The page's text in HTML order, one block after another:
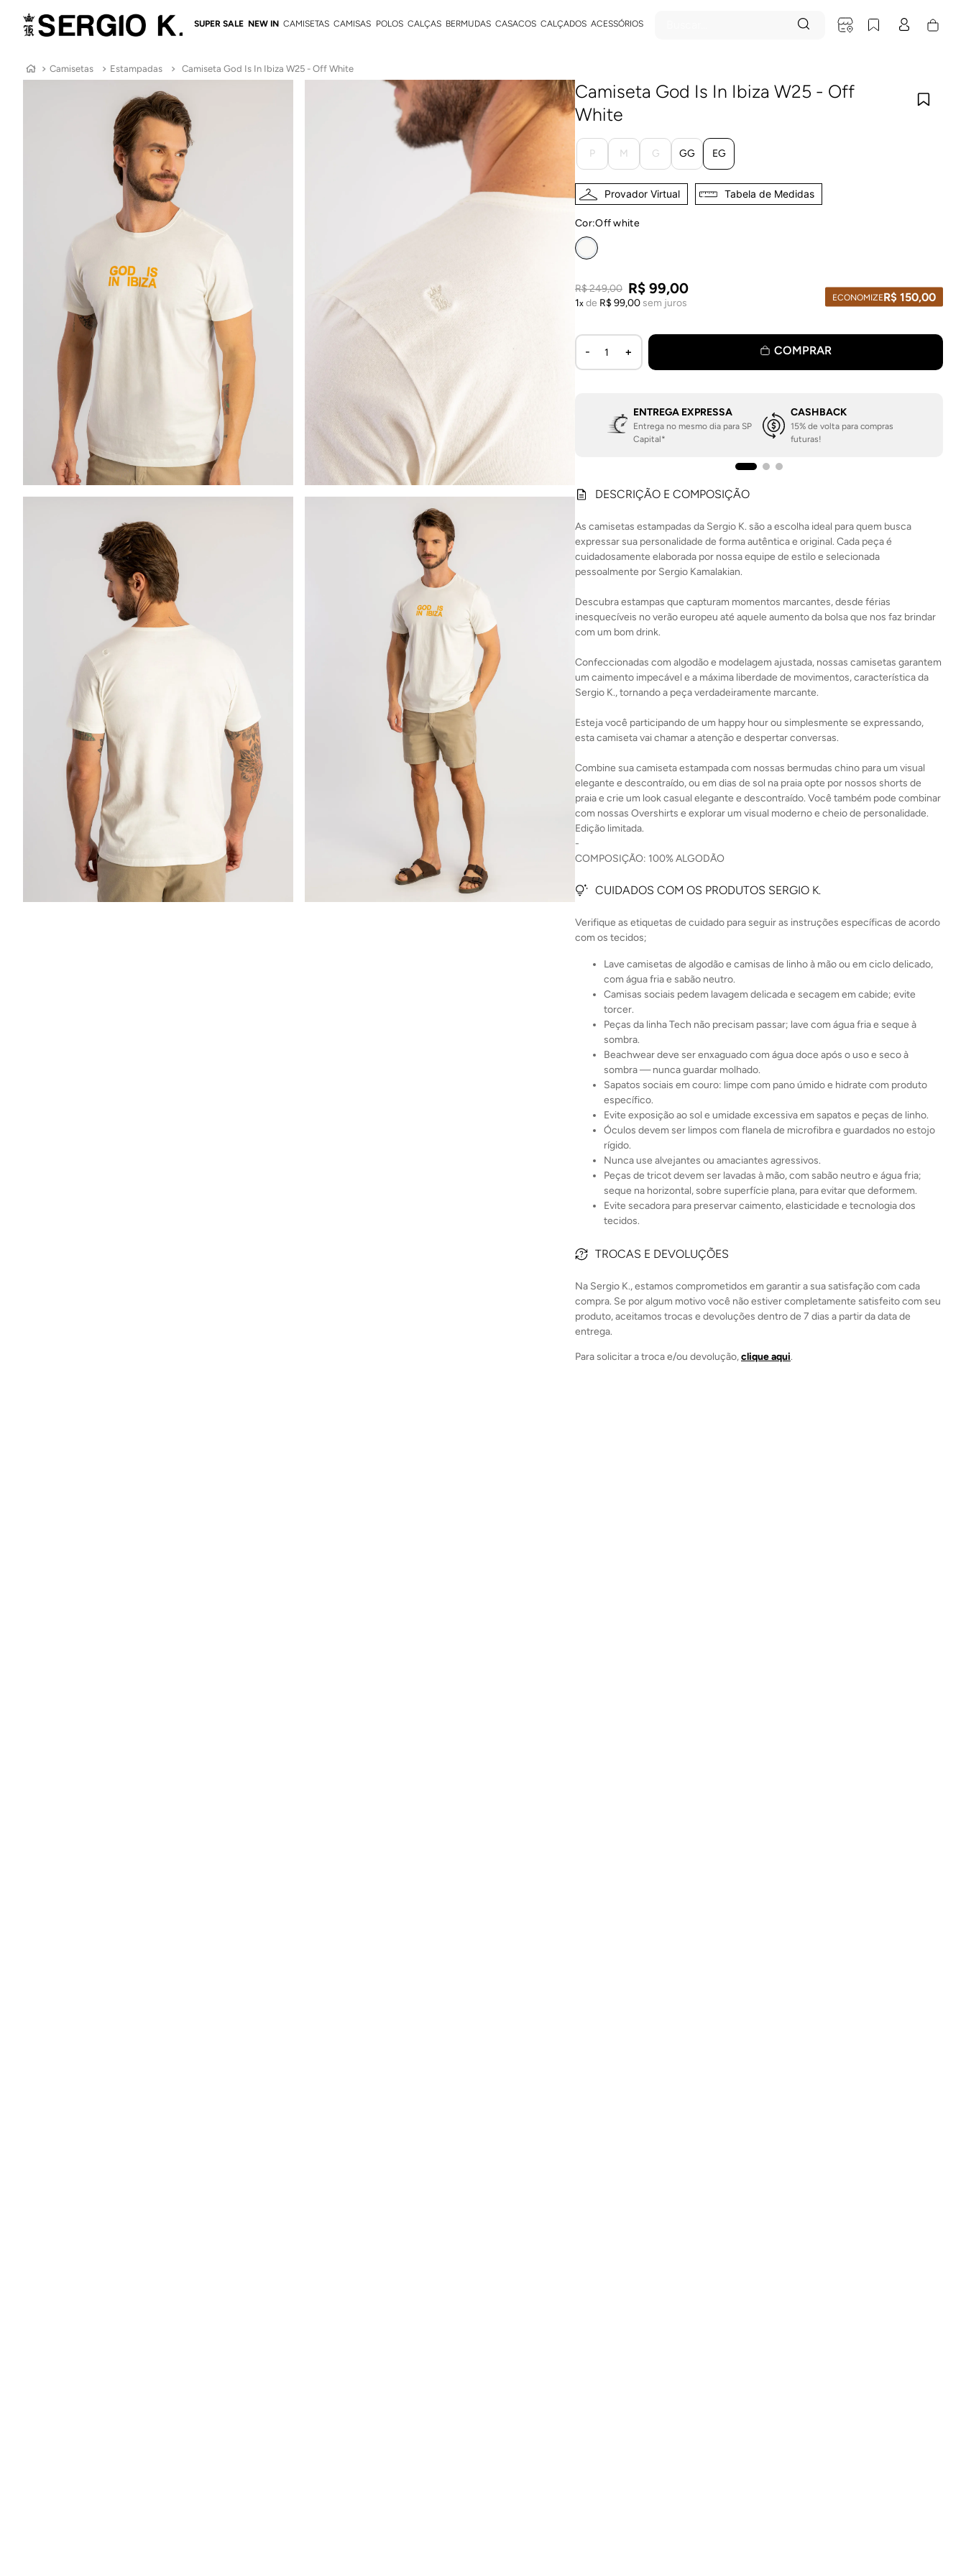
SUPER SALE NEW IN CAMISETAS CAMISAS POLOS CALÇAS BERMUDAS CASACOS CALÇADOS ACESSÓRIOS
Camisetas Estampadas Camiseta God Is In Ibiza W25 - Off White
Camiseta God Is In Ibiza W25 - Off
White
P M G GG EG
Provador Virtual Tabela de Medidas
Cor: off white
ECONOMIZER$ 150,00
R$249,00 R$ 99,00
1 de R$99,00 sem juros
COMPRAR
ENTREGA EXPRESSA
Entrega no mesmo dia para SP
Capital*
CASHBACK
15% de volta para compras
futuras!
DESCRIÇÃO E COMPOSIÇÃO
As camisetas estampadas da Sergio K. são a escolha ideal para quem busca
expressar sua personalidade de forma autêntica e original. Cada peça é
cuidadosamente elaborada por nossa equipe de estilo e selecionada
pessoalmente por Sergio Kamalakian.
Descubra estampas que capturam momentos marcantes, desde férias
inesquecíveis no verão europeu até aquele aumento da bolsa que nos faz brindar
com um bom drink.
Confeccionadas com algodão e modelagem ajustada, nossas camisetas garantem
um caimento impecável e a máxima liberdade de movimentos, característica da
Sergio K., tornando a peça verdadeiramente marcante.
Esteja você participando de um happy hour ou simplesmente se expressando,
esta camiseta vai chamar a atenção e despertar conversas.
Combine sua camiseta estampada com nossas bermudas chino para um visual
elegante e descontraído, ou em dias de sol na praia opte por nossos shorts de
praia e crie um look casual elegante e descontraído. Você também pode combinar
com nossas Overshirts e explorar um visual moderno e cheio de personalidade.
Edição limitada.
-
COMPOSIÇÃO: 100% ALGODÃO
CUIDADOS COM OS PRODUTOS SERGIO K.
Verifique as etiquetas de cuidado para seguir as instruções específicas de acordo
com os tecidos;
Lave camisetas de algodão e camisas de linho à mão ou em ciclo delicado,
com água fria e sabão neutro.
Camisas sociais pedem lavagem delicada e secagem em cabide; evite
torcer.
Peças da linha Tech não precisam passar; lave com água fria e seque à
sombra.
Beachwear deve ser enxaguado com água doce após o uso e seco à
sombra — nunca guardar molhado.
Sapatos sociais em couro: limpe com pano úmido e hidrate com produto
específico.
Evite exposição ao sol e umidade excessiva em sapatos e peças de linho.
Óculos devem ser limpos com flanela de microfibra e guardados no estojo
rígido.
Nunca use alvejantes ou amaciantes agressivos.
Peças de tricot devem ser lavadas à mão, com sabão neutro e água fria;
seque na horizontal, sobre superfície plana, para evitar que deformem.
Evite secadora para preservar caimento, elasticidade e tecnologia dos
tecidos.
TROCAS E DEVOLUÇÕES
Na Sergio K., estamos comprometidos em garantir a sua satisfação com cada
compra. Se por algum motivo você não estiver completamente satisfeito com seu
produto, aceitamos trocas e devoluções dentro de 7 dias a partir da data de
entrega.
Para solicitar a troca e/ou devolução,clique aqui.